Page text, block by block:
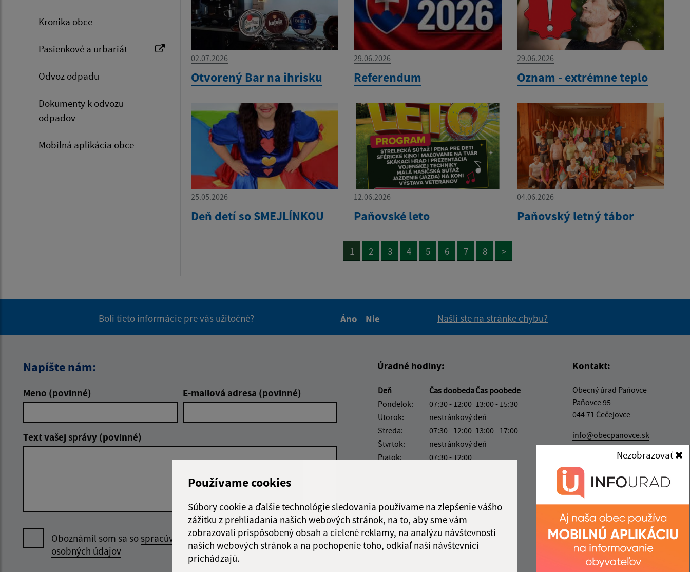
Používame cookies
Súbory cookie a ďalšie technológie sledovania používame na zlepšenie vášho
zážitku z prehliadania našich webových stránok, na to, aby sme vám
zobrazovali prispôsobený obsah a cielené reklamy, na analýzu návštevnosti
našich webových stránok a na pochopenie toho, odkiaľ naši návštevníci
prichádzajú.
Nezobrazovať
Kronika obce
Pasienkové a urbariát
Odvoz odpadu
Dokumenty k odvozu
odpadov
Mobilná aplikácia obce
02.07.2026
Otvorený Bar na ihrisku
29.06.2026
Referendum
29.06.2026
Oznam - extrémne teplo
25.05.2026
Deň detí so SMEJLÍNKOU
12.06.2026
Paňovské leto
04.06.2026
Paňovský letný tábor
1 2 3 4 5 6 7 8 >
Boli tieto informácie pre vás užitočné?
Áno
Nie
Našli ste na stránke chybu?
Napíšte nám:
Meno (povinné) E-mailová adresa (povinné)
Text vašej správy (povinné)
Oboznámil som sa sospracúvaním
osobných údajov
Google reCaptcha Response
Odoslať správu
Úradné hodiny:
Deň Čas doobedaČas poobede
Pondelok:
07:30 - 12:00 13:00 - 15:30
Utorok:
nestránkový deň
Streda:
07:30 - 12:00 13:00 - 17:00
Štvrtok:
nestránkový deň
Piatok:
07:30 - 12:00
Kontakt:
Obecný úrad Paňovce
Paňovce 95
044 71 Čečejovce
info@obecpanovce.sk
+421 554 649 325
IČO: 00324591